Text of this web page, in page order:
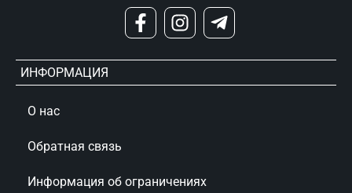
ИНФОРМАЦИЯ
О нас
Обратная связь
Информация об ограничениях